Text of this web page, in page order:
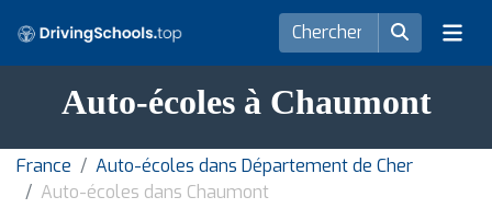
Auto-écoles à Chaumont
France
Auto-écoles dans Département de Cher
Auto-écoles dans Chaumont